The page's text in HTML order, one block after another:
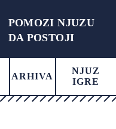
POMOZI NJUZU
DA POSTOJI
ARHIVA
NJUZ
IGRE